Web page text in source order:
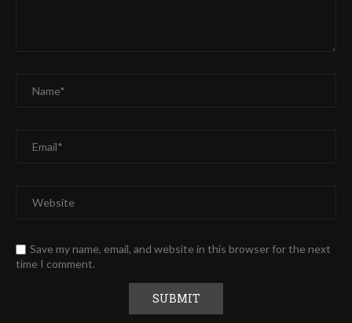
Save my name, email, and website in this browser for the next
time I comment.